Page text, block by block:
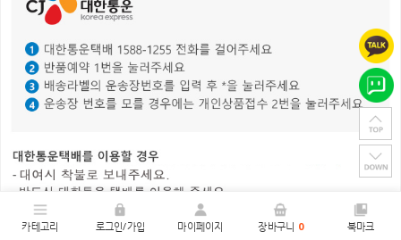
카테고리 로그인/가입 마이페이지 장바구니 0 북마크